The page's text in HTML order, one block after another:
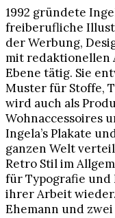
1992 gründete
freiberufliche
der Werbung,
mit redaktionellen
Ebene tätig. Sie
Muster für Stoffe,
wird auch als
Wohnaccessoires
Ingela’s Plakate
ganzen Welt
Retro Stil im
für Typografie und
ihrer Arbeit
Ehemann und zwei